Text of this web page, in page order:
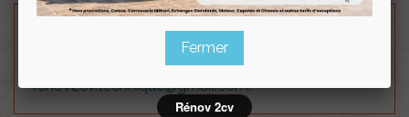
Besoin d'un renseignement technique sur le produit
? N'hésitez pas à contacter notre service
0254 277 154ou par mail à
renov2cv.technique@gmail.com.
Fermer
Rénov 2cv